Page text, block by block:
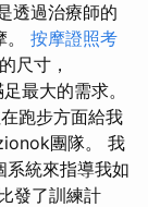
透過治療師的
按摩證照考
尺寸，
最大的需求。
跑步方面給我
團隊。 我
系統來指導我如
發了訓練計